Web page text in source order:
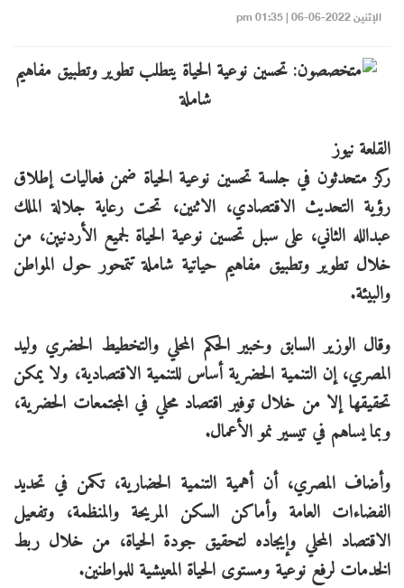
الإثنين 2022-06-06 | 01:35 pm
القلعة نيوز
ركز متحدثون في جلسة تحسين نوعية الحياة ضمن فعاليات إطلاق
رؤية التحديث الاقتصادي، الاثنين، تحت رعاية جلالة الملك
عبدالله الثاني، على سبل تحسين نوعية الحياة لجميع الأردنيين، من
خلال تطوير وتطبيق مفاهيم حياتية شاملة تتمحور حول المواطن
والبيئة.
وقال الوزير السابق وخبير الحكم المحلي والتخطيط الحضري وليد
المصري، إن التنمية الحضرية أساس للتنمية الاقتصادية، ولا يمكن
تحقيقها إلا من خلال توفير اقتصاد محلي في المجتمعات الحضرية،
وبما يساهم في تيسير نمو الأعمال.
وأضاف المصري، أن أهمية التنمية الحضارية، تكمن في تحديد
الفضاءات العامة وأماكن السكن المريحة والمنظمة، وتفعيل
الاقتصاد المحلي وإيجاده لتحقيق جودة الحياة، من خلال ربط
الخدمات لرفع نوعية ومستوى الحياة المعيشية للمواطنين.